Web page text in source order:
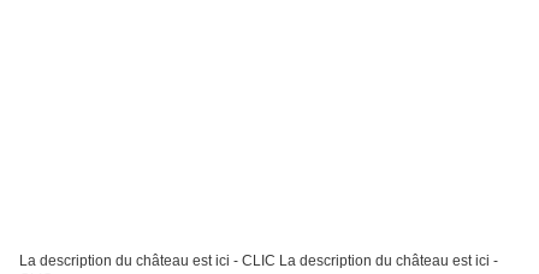
La description du château est ici - CLIC La description du château est ici -